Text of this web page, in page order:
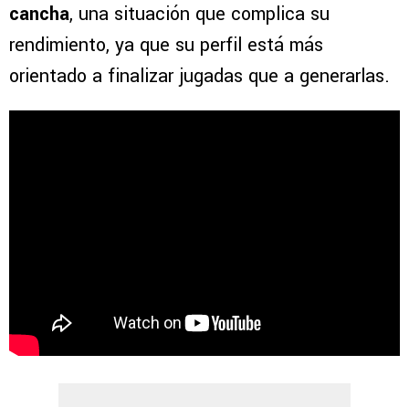
cancha, una situación que complica su
rendimiento, ya que su perfil está más
orientado a finalizar jugadas que a generarlas.